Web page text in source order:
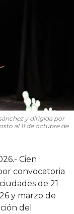
y dirigida por
al 11 de octubre de
Cien
convocatoria
de 21
y marzo de
del